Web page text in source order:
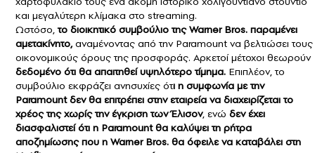
και μεγαλύτερη κλίμακα στο streaming.
Ωστόσο,το διοικητικό συμβούλιο της Warner Bros. παραμένει
αμετακίνητο,αναμένοντας από την Paramount να βελτιώσει τους
οικονομικούς όρους της προσφοράς. Αρκετοί μέτοχοι θεωρούν
δεδομένο ότι θα απαιτηθεί υψηλότερο τίμημα. Επιπλέον, το
συμβούλιο εκφράζει ανησυχίες ότι η συμφωνία με την
Paramount δεν θα επιτρέπει στην εταιρεία να διαχειρίζεται το
χρέος της χωρίς την έγκριση των Έλισον, ενώ δεν έχει
διασφαλιστεί ότι η Paramount θα καλύψει τη ρήτρα
αποζημίωσης που η Warner Bros. θα όφειλε να καταβάλει στη